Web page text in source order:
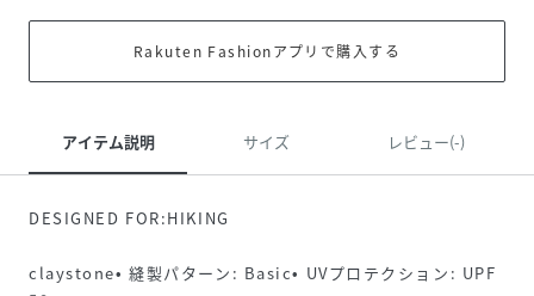
Rakuten Fashionアプリで購入する
アイテム説明 サイズ レビュー(-)
DESIGNED FOR:HIKING
claystone• 縫製パターン: Basic• UVプロテクション: UPF